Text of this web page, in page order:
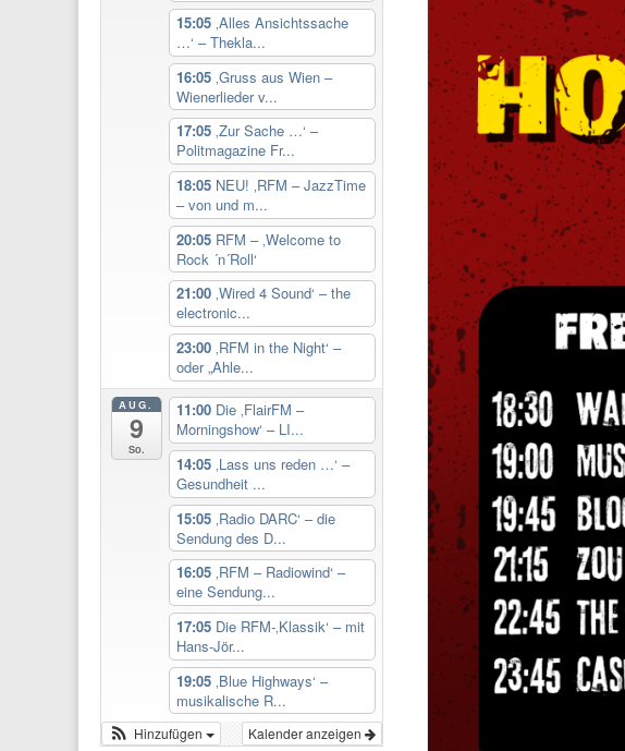
15:05 ‚Alles Ansichtssache
…‘ – Thekla...
16:05 ‚Gruss aus Wien –
Wienerlieder v...
17:05 ‚Zur Sache …‘ –
Politmagazine Fr...
18:05 NEU! ‚RFM – JazzTime
– von und m...
20:05 RFM – ‚Welcome to
Rock ´n´Roll‘
21:00 ‚Wired 4 Sound‘ – the
electronic...
23:00 ‚RFM in the Night‘ –
oder „Ahle...
AUG.
9
So.
11:00 Die ‚FlairFM –
Morningshow‘ – LI...
14:05 ‚Lass uns reden …‘ –
Gesundheit ...
15:05 ‚Radio DARC‘ – die
Sendung des D...
16:05 ‚RFM – Radiowind‘ –
eine Sendung...
17:05 Die RFM-‚Klassik‘ – mit
Hans-Jör...
19:05 ‚Blue Highways‘ –
musikalische R...
Kalender anzeigen
Hinzufügen